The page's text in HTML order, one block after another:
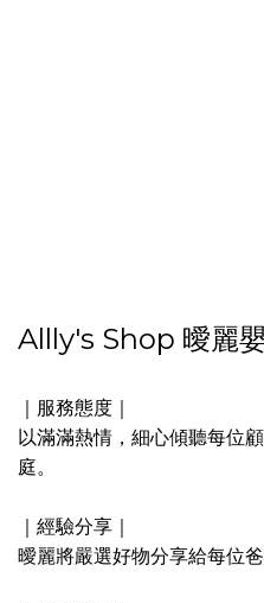
Allly's Shop 曖麗
｜服務態度｜
以滿滿熱情，細心傾聽每位
庭。
｜經驗分享｜
曖麗將嚴選好物分享給每位